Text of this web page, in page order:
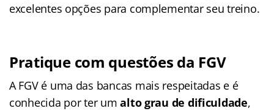
excelentes opções para complementar seu treino.
Pratique com questões da FGV
A FGV é uma das bancas mais respeitadas e é
conhecida por ter umalto grau de dificuldade,